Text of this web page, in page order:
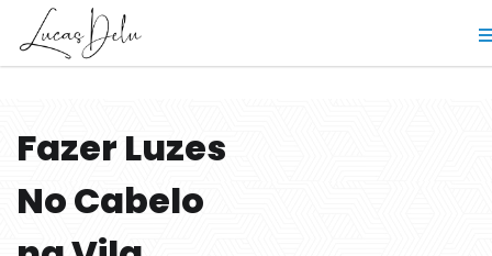
Fazer Luzes
No Cabelo